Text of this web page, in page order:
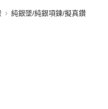
純銀墜/純銀項鍊/擬真鑽